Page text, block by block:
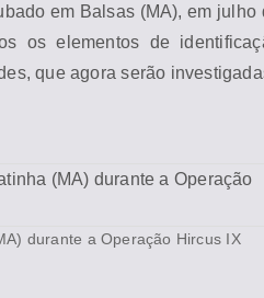
em Balsas (MA), em julho
os elementos de
que agora serão
) durante a Operação Hircus IX